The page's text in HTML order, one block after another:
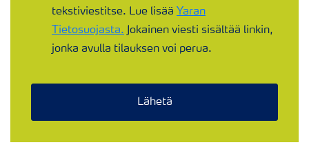
tekstiviestitse. Lue lisää Yaran
Tietosuojasta. Jokainen viesti sisältää linkin,
jonka avulla tilauksen voi perua.
Lähetä